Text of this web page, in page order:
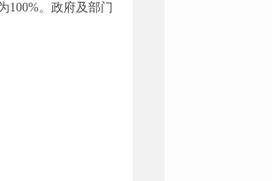
100%。政府及部门